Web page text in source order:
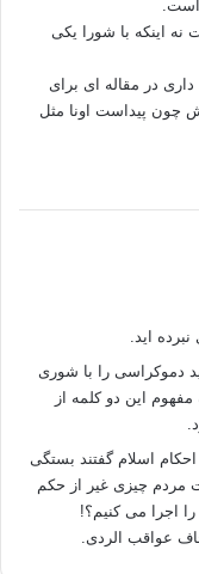
و حقی مساوی برای شرکت
طبقاتی یا تفاوت خونی و
جامعه ای همه ی افراد از
از افراد رنج وجود تمایز
و یا مانع تکامل شخصیت
فرد یا گروهی از افراد
خلیفه نیز هست.
جایگاهی برای
حقیقی یافت می
رابطه ی فرد و جامعه به
نقصان یا فسادی تحمیل
حد افزایش دهد که مضر به
دینی دیگر است که در نیمه ی
است.
اینکه با شورا یکی
در مقاله ای برای
چون پیداست اونا مثل
اید.
دموکراسی را با شوری
این دو کلمه از
اسلام گفتند بستگی
مردم چیزی غیر از حکم
اجرا می کنیم؟!
عواقب الردی.